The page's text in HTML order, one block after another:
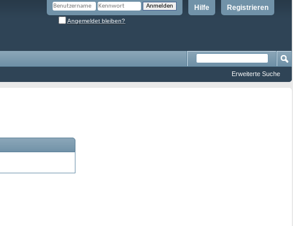
Registrieren
Hilfe
Angemeldet bleiben?
Erweiterte Suche